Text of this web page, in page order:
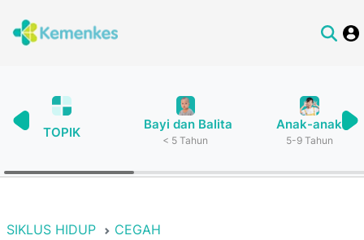
TOPIK
Bayi dan Balita
< 5 Tahun
Anak-anak
5-9 Tahun
SIKLUS HIDUP
CEGAH